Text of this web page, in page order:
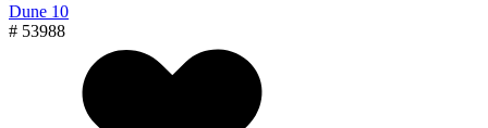
Dune 10
# 53988